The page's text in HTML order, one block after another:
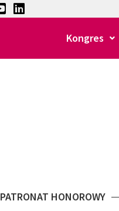
Kongres
PATRONAT HONOROWY